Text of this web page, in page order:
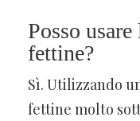
Posso
fettine?
Sì. Utilizzando
fettine molto